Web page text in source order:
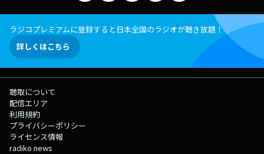
ラジコプレミアムに登録すると日本全国のラジオが聴き放題！
詳しくはこちら
聴取について
配信エリア
利用規約
プライバシーポリシー
ライセンス情報
radiko news